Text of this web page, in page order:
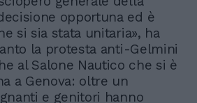
opportuna ed è
si sia stata unitaria», ha
la protesta anti-Gelmini
al Salone Nautico che si è
a Genova: oltre un
e genitori hanno